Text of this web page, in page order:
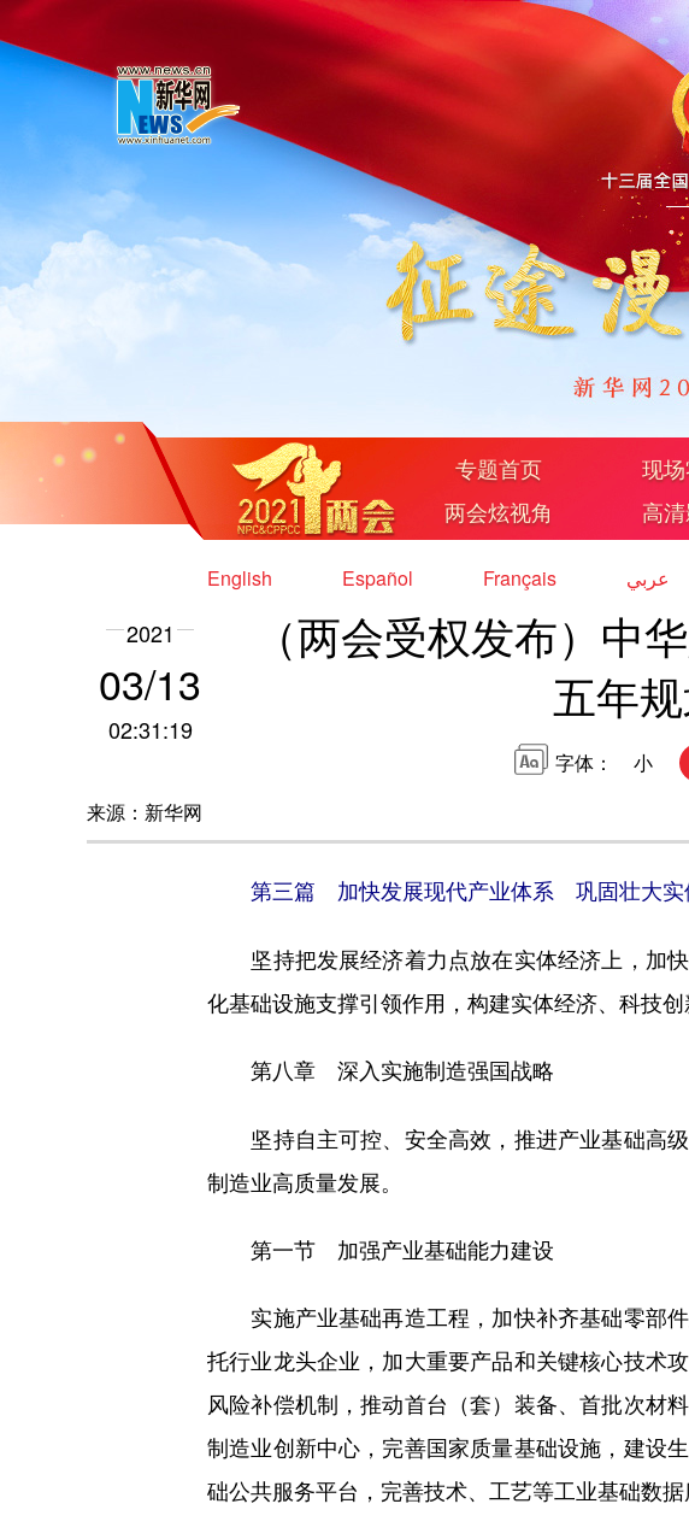
专题首页 现
两会炫视角
高
English Español Français
2021
03/13
02:31:19
来源：新华网
（两会受权发布）中
五年
字体： 小
第三篇 加快发展现代产业体系 巩固壮大实
坚持把发展经济着力点放在实体经济上，加快
化基础设施支撑引领作用，构建实体经济、科技
第八章 深入实施制造强国战略
坚持自主可控、安全高效，推进产业基础高级
制造业高质量发展。
第一节 加强产业基础能力建设
实施产业基础再造工程，加快补齐基础零部件
托行业龙头企业，加大重要产品和关键核心技术
风险补偿机制，推动首台（套）装备、首批次材
制造业创新中心，完善国家质量基础设施，建设
础公共服务平台，完善技术、工艺等工业基础数据